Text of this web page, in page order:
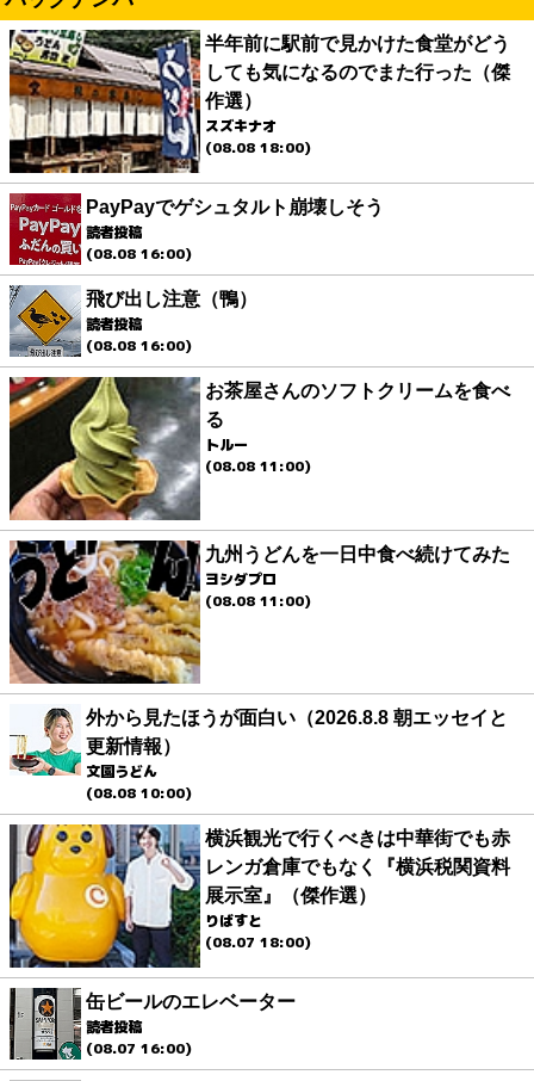
半年前に駅前で見かけた食堂がどう
しても気になるのでまた行った（傑
作選）
スズキナオ
(08.08 18:00)
PayPayでゲシュタルト崩壊しそう
読者投稿
(08.08 16:00)
飛び出し注意（鴨）
読者投稿
(08.08 16:00)
お茶屋さんのソフトクリームを食べ
る
トルー
(08.08 11:00)
九州うどんを一日中食べ続けてみた
ヨシダプロ
(08.08 11:00)
外から見たほうが面白い（2026.8.8 朝エッセイと
更新情報）
文園うどん
(08.08 10:00)
横浜観光で行くべきは中華街でも赤
レンガ倉庫でもなく『横浜税関資料
展示室』（傑作選）
りばすと
(08.07 18:00)
缶ビールのエレベーター
読者投稿
(08.07 16:00)